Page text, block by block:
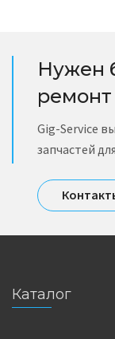
Нужен
ремонт
Gig-Service
запчастей
Каталог